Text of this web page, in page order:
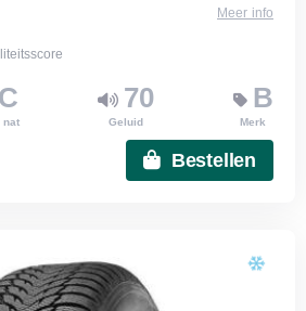
Meer info
C
nat
70
Geluid
B
Merk
Bestellen